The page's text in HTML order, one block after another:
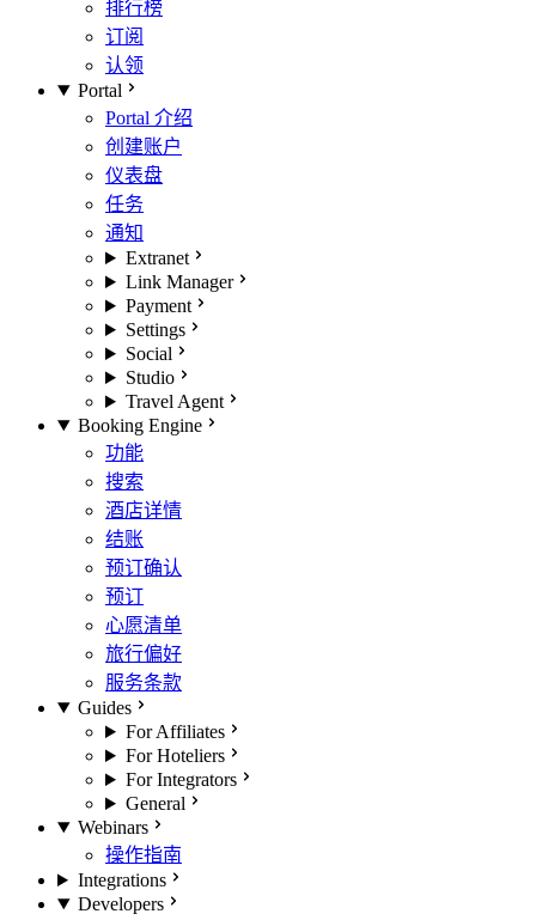
排行榜
订阅
认领
Portal
Portal 介绍
创建账户
仪表盘
任务
通知
Extranet
Link Manager
Payment
Settings
Social
Studio
Travel Agent
Booking Engine
功能
搜索
酒店详情
结账
预订确认
预订
心愿清单
旅行偏好
服务条款
Guides
For Affiliates
For Hoteliers
For Integrators
General
Webinars
操作指南
Integrations
Developers